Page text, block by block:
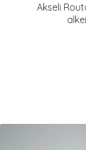
Akseli